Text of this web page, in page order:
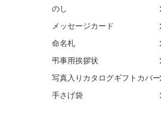
のし
メッセージカード
命名札
弔事用挨拶状
写真入りカタログギフトカバー
手さげ袋